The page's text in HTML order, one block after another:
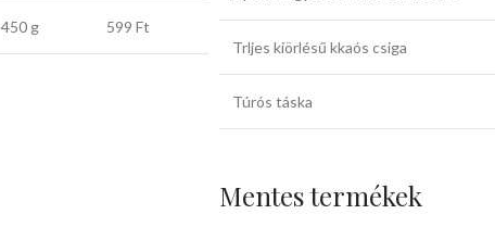
450 g 599 Ft
Trljes kiörlésű kkaós csiga
Túrós táska
Mentes termékek